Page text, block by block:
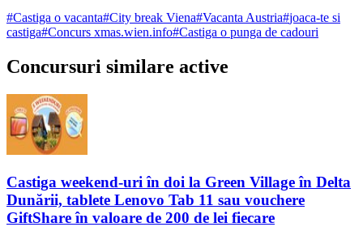
#Castiga o vacanta#City break Viena#Vacanta Austria#joaca-te si
castiga#Concurs xmas.wien.info#Castiga o punga de cadouri
Concursuri similare active
Castiga weekend-uri în doi la Green Village în Delta
Dunării, tablete Lenovo Tab 11 sau vouchere
GiftShare în valoare de 200 de lei fiecare